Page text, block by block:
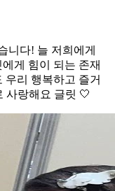
니다! 늘 저희에게
게 힘이 되는 존재
우리 행복하고 즐거
사랑해요 글릿 🤍